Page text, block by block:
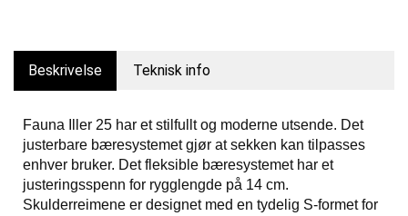
Beskrivelse Teknisk info
Fauna Iller 25 har et stilfullt og moderne utsende. Det
justerbare bæresystemet gjør at sekken kan tilpasses
enhver bruker. Det fleksible bæresystemet har et
justeringsspenn for rygglengde på 14 cm.
Skulderreimene er designet med en tydelig S-formet for